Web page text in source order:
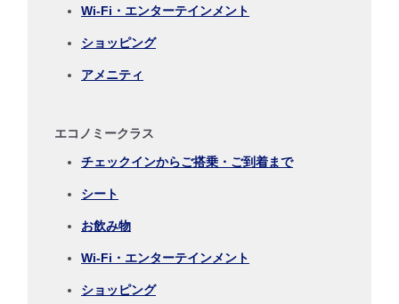
経由地および乗り継ぎ所要時間を追加する
復路出発日および時間帯
日付を選択
経由地および乗り継ぎ所要時間を追加する
1人
Wi-Fi・エンターテインメント
ショッピング
アメニティ
エコノミークラス
チェックインからご搭乗・ご到着まで
シート
お飲み物
Wi-Fi・エンターテインメント
ショッピング